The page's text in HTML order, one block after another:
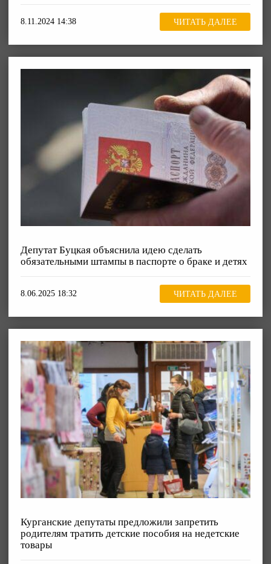
8.11.2024 14:38 ЧИТАТЬ ДАЛЕЕ
Депутат Буцкая объяснила идею сделать
обязательными штампы в паспорте о браке и детях
8.06.2025 18:32 ЧИТАТЬ ДАЛЕЕ
Курганские депутаты предложили запретить
родителям тратить детские пособия на недетские
товары